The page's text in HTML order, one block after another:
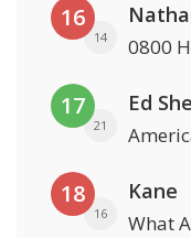
16
14 0800
17
21
Ed
18
16
Kane
What